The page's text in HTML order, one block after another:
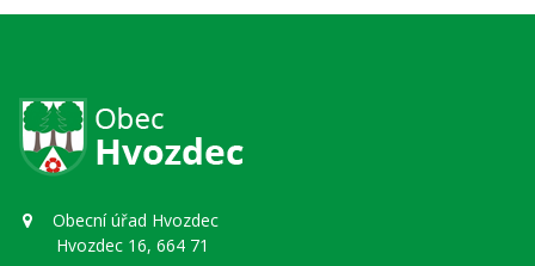
Obecní úřad Hvozdec
Hvozdec 16, 664 71